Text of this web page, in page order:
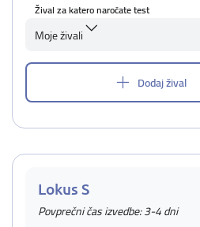
Žival za katero naročate test
Moje živali
Dodaj žival
Lokus S
Povprečni čas izvedbe: 3-4 dni